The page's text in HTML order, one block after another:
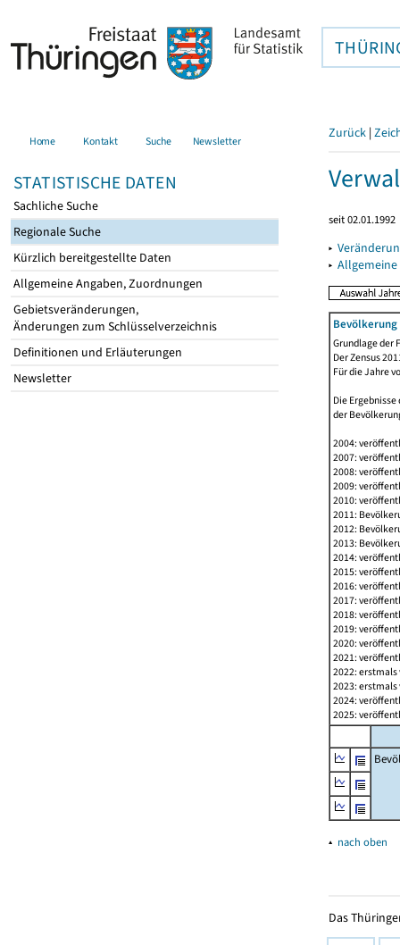
Home Kontakt Suche Newsletter
STATISTISCHE DATEN
Sachliche Suche
Regionale Suche
Kürzlich bereitgestellte Daten
Allgemeine Angaben, Zuordnungen
Gebietsveränderungen,
Änderungen zum Schlüsselverzeichnis
Definitionen und Erläuterungen
Newsletter
Zurück |
seit 02.01.1992
▸
▸
Grundlage der
Der Zensus
Für die Jahre
Die
der
2004:
2007:
2008:
2009:
2010:
2011:
2012:
2013:
2014:
2015:
2016:
2017:
2018:
2019:
2020:
2021:
2022:
2023:
2024:
2025:
▴ nach oben
Das